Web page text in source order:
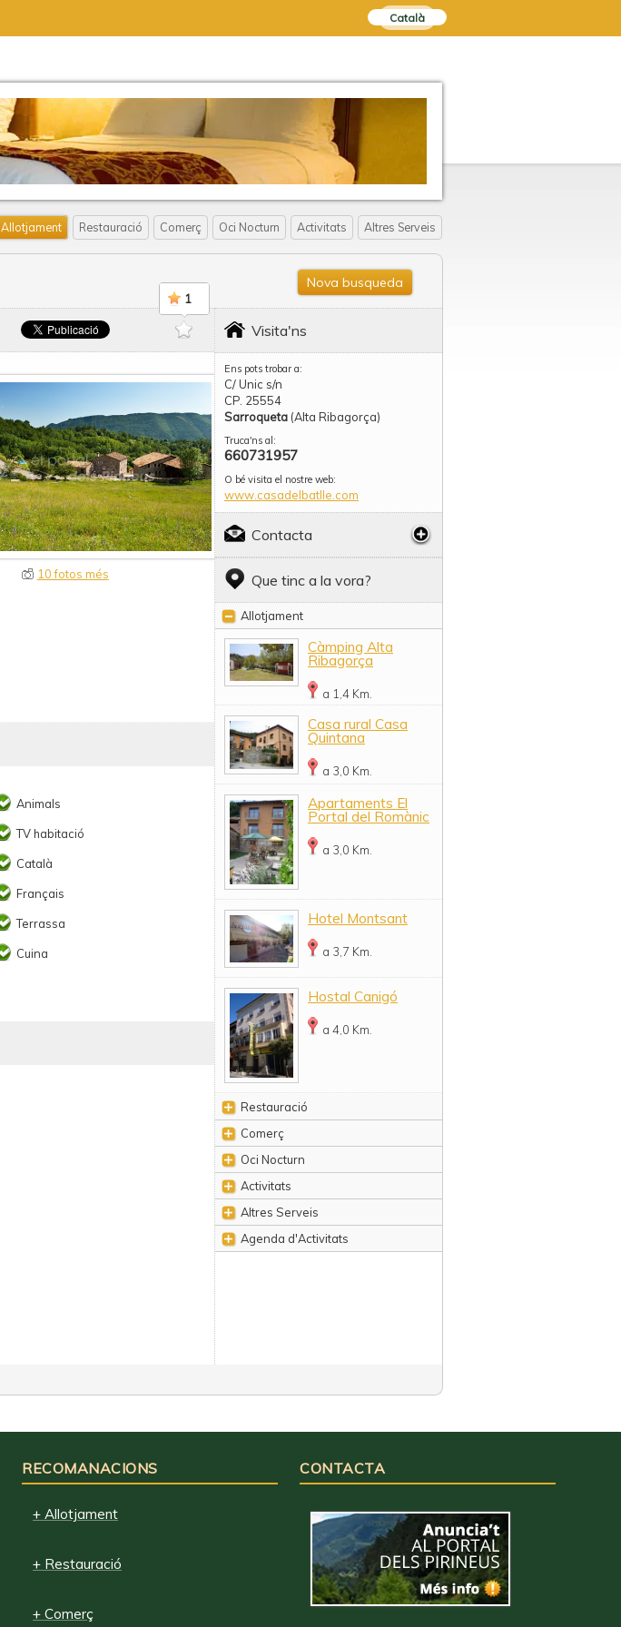
Català
Allotjament Restauració Comerç Oci Nocturn Activitats Altres Serveis
1
Nova busqueda
10 fotos més
Animals
TV habitació
Català
Français
Terrassa
Cuina
Visita'ns
Ens pots trobar a:
C/ Unic s/n
CP. 25554
Sarroqueta (Alta Ribagorça)
Truca'ns al:
660731957
O bé visita el nostre web:
www.casadelbatlle.com
Contacta
Que tinc a la vora?
Allotjament
Càmping Alta
Ribagorça
a 1,4 Km.
Casa rural Casa
Quintana
a 3,0 Km.
Apartaments El
Portal del Romànic
a 3,0 Km.
Hotel Montsant
a 3,7 Km.
Hostal Canigó
a 4,0 Km.
Restauració
Comerç
Oci Nocturn
Activitats
Altres Serveis
Agenda d'Activitats
RECOMANACIONS
+ Allotjament
+ Restauració
+ Comerç
CONTACTA